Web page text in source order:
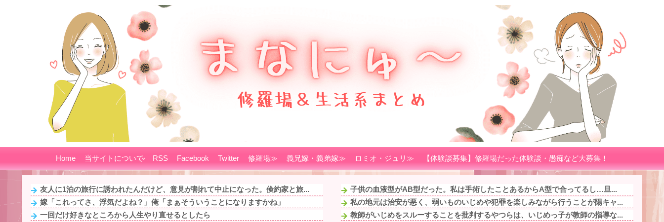
Home 当サイトについて RSS Facebook Twitter 修羅場≫ 義兄嫁・義弟嫁≫ ロミオ・ジュリ≫ 【体験談募集】修羅場だった体験談・愚痴など大募集！
友人に1泊の旅行に誘われたんだけど、意見が割れて中止になった。倹約家と旅...
嫁「これってさ、浮気だよね？」俺「まぁそういうことになりますかね」
一回だけ好きなところから人生やり直せるとしたら
子供の血液型がAB型だった。私は手術したことあるからA型で合ってるし…旦...
私の地元は治安が悪く、弱いものいじめや犯罪を楽しみながら行うことが陽キャ...
教師がいじめをスルーすることを批判するやつらは、いじめっ子が教師の指導な...